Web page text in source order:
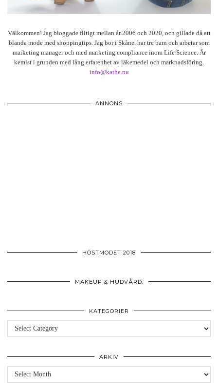
Välkommen! Jag bloggade flitigt mellan år 2006 och 2020, och gillade då att
blanda mode med shoppingtips. Jag bor i Skåne, har tre barn och arbetar som
marketing manager och med marketing compliance inom Life Science. Är
kemist i grunden med lång erfarenhet av läkemedel och marknadsföring.
info@kathe.nu
ANNONS
HÖSTMODET 2018
MAKEUP & HUDVÅRD:
KATEGORIER
Kategorier
ARKIV
Arkiv